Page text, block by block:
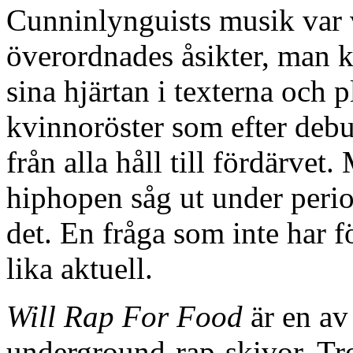
Cunninlynguists musik var
överordnades åsikter, man
sina hjärtan i texterna och
kvinnoröster som efter
från alla håll till fördärvet.
hiphopen såg ut under
det. En fråga som inte har
lika aktuell.
Will Rap For Food är en